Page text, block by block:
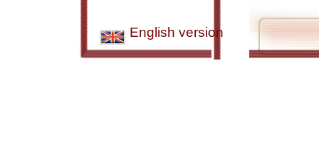
English version